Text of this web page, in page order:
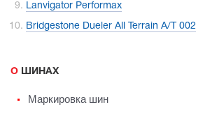
Lanvigator Performax
Bridgestone Dueler All Terrain A/T 002
О ШИНАХ
Маркировка шин